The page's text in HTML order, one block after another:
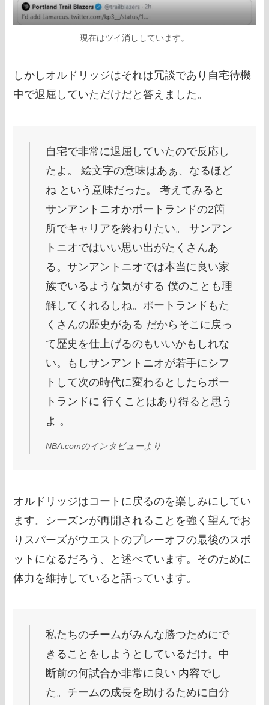
現在はツイ消ししています。
しかしオルドリッジはそれは冗談であり自宅待機
中で退屈していただけだと答えました。
自宅で非常に退屈していたので反応し
たよ。 絵文字の意味はあぁ、なるほど
ね という意味だった。 考えてみると
サンアントニオかポートランドの2箇
所でキャリアを終わりたい。 サンアン
トニオではいい思い出がたくさんあ
る。サンアントニオでは本当に良い家
族でいるような気がする 僕のことも理
解してくれるしね。ポートランドもた
くさんの歴史がある だからそこに戻っ
て歴史を仕上げるのもいいかもしれな
い。もしサンアントニオが若手にシフ
トして次の時代に変わるとしたらポー
トランドに 行くことはあり得ると思う
よ 。
NBA.comのインタビューより
オルドリッジはコートに戻るのを楽しみにしてい
ます。シーズンが再開されることを強く望んでお
りスパーズがウエストのプレーオフの最後のスポ
ットになるだろう、と述べています。そのために
体力を維持していると語っています。
私たちのチームがみんな勝つためにで
きることをしようとしているだけ。中
断前の何試合か非常に良い 内容でし
た。チームの成長を助けるために自分